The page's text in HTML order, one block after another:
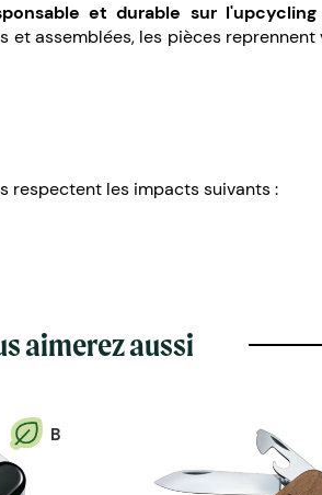
et durable sur
et assemblées, les pièces reprennent
respectent les impacts suivants :
aimerez aussi
B